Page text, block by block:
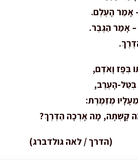
אָמַר הָעֶלֶם.
אָמַר הַגֶּבֶר.
בְּפָז וָאֹדֶם,
בְּטַל-הָעֶרֶב,
מְזַמֶּרֶת:
קָּשְׁתָה, מָה אָרְכָה הַדֶּרֶךְ?
גולדברג)